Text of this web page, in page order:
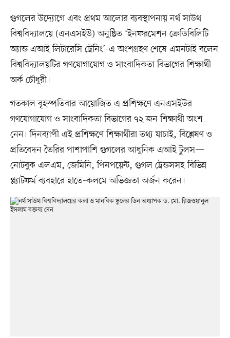
গুগলের উদ্যোগে এবং প্রথম আলোর ব্যবস্থাপনায় নর্থ সাউথ
বিশ্ববিদ্যালয়ে (এনএসইউ) অনুষ্ঠিত ‘ইনফরমেশন ক্রেডিবিলিটি
অ্যান্ড এআই লিটারেসি ট্রেনিং’-এ অংশগ্রহণ শেষে এমনটাই বলেন
বিশ্ববিদ্যালয়টির গণযোগাযোগ ও সাংবাদিকতা বিভাগের শিক্ষার্থী
অর্ক চৌধুরী।
গতকাল বৃহস্পতিবার আয়োজিত এ প্রশিক্ষণে এনএসইউর
গণযোগাযোগ ও সাংবাদিকতা বিভাগের ৭২ জন শিক্ষার্থী অংশ
নেন। দিনব্যাপী এই প্রশিক্ষণে শিক্ষার্থীরা তথ্য যাচাই, বিশ্লেষণ ও
প্রতিবেদন তৈরির পাশাপাশি গুগলের আধুনিক এআই টুলস—
নোটবুক এলএম, জেমিনি, পিনপয়েন্ট, গুগল ট্রেন্ডসসহ বিভিন্ন
প্ল্যাটফর্ম ব্যবহারে হাতে-কলমে অভিজ্ঞতা অর্জন করেন।